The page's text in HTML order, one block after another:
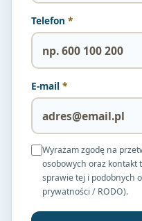
Telefon *
E-mail *
Wyrażam zgodę na
osobowych oraz kontakt
sprawie tej i podobnych
prywatności / RODO).